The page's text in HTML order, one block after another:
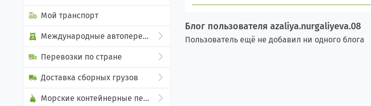
Мой транспорт
Международные автоперевозки
Перевозки по стране
Доставка сборных грузов
Морские контейнерные перевозки
Блог пользователя azaliya.nurgaliyeva.08
Пользователь ещё не добавил ни одного блога